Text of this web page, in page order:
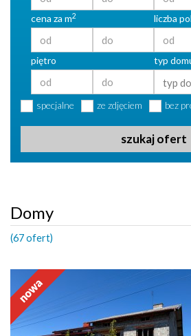
cena za m2 liczba
piętro typ
typ
specjalne ze zdjęciem bez
szukaj ofert
Domy
(67 ofert)